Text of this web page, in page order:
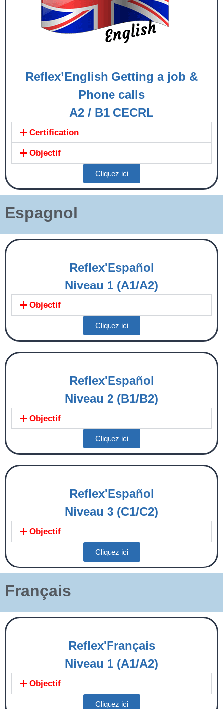
Reflex’English Getting a job &
Phone calls
A2 / B1 CECRL
Certification
Objectif
Cliquez ici
Espagnol
Reflex'Español
Niveau 1 (A1/A2)
Objectif
Cliquez ici
Reflex'Español
Niveau 2 (B1/B2)
Objectif
Cliquez ici
Reflex'Español
Niveau 3 (C1/C2)
Objectif
Cliquez ici
Français
Reflex'Français
Niveau 1 (A1/A2)
Objectif
Cliquez ici